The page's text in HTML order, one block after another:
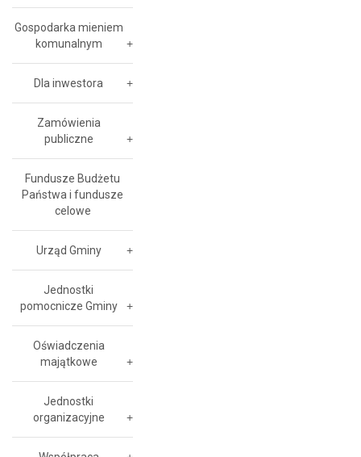
Gospodarka mieniem
komunalnym
Dla inwestora
Zamówienia
publiczne
Fundusze Budżetu
Państwa i fundusze
celowe
Urząd Gminy
Jednostki
pomocnicze Gminy
Oświadczenia
majątkowe
Jednostki
organizacyjne